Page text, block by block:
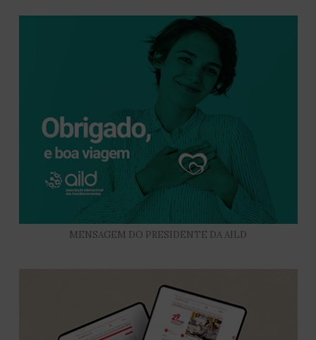
MENSAGEM DO PRESIDENTE DA AILD